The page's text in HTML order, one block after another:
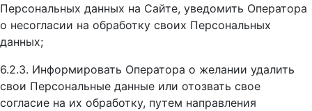
Персональных данных на Сайте, уведомить Оператора
о несогласии на обработку своих Персональных
данных;
6.2.3. Информировать Оператора о желании удалить
свои Персональные данные или отозвать свое
согласие на их обработку, путем направления